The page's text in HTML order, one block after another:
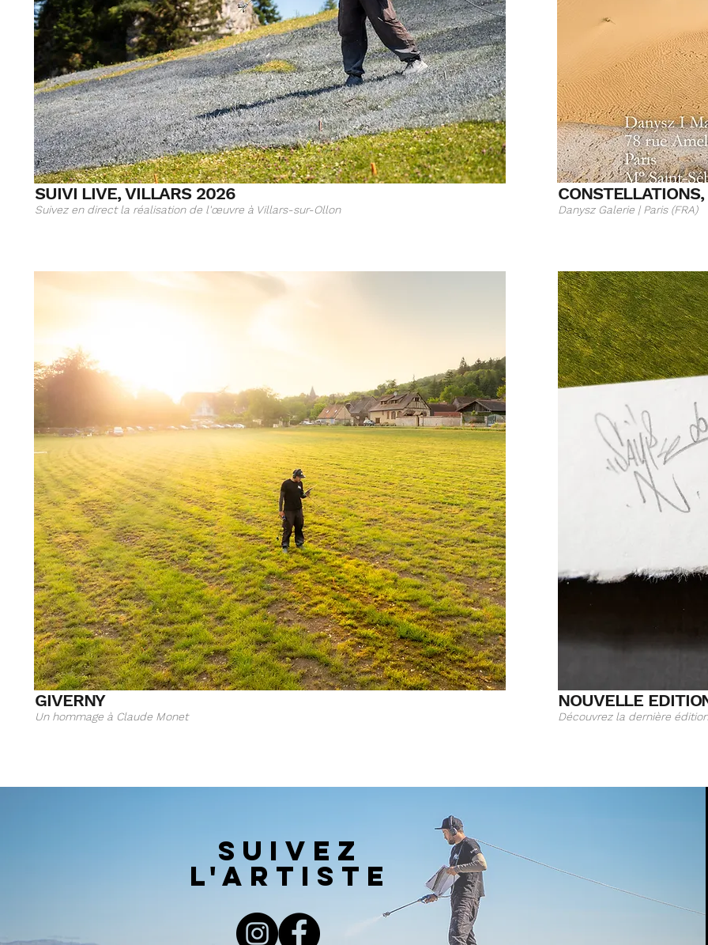
SUIVI LIVE, VILLARS 2026
Suivez en direct la réalisation de l'œuvre à Villars-sur-Ollon Danysz Galerie | Paris (FRA)
GIVERNY
Un hommage à Claude Monet
NOUVELLE
Découvrez la dernière
SUIVEZ
l'artiste